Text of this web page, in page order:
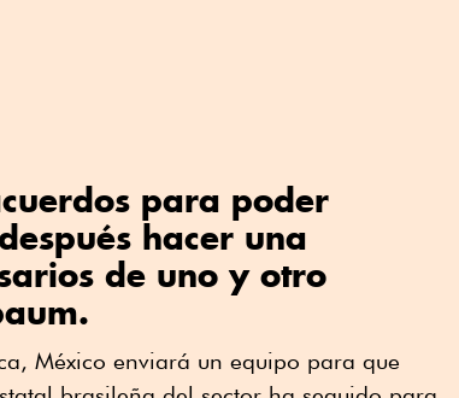
para poder
hacer una
de uno y otro
México enviará un equipo para que